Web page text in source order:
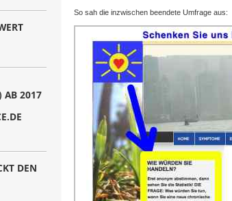
So sah die inzwischen beendete Umfrage aus:
AB 2017
DEN